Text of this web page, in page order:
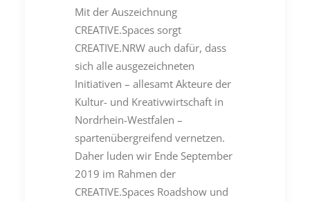
Mit der Auszeichnung
CREATIVE.Spaces sorgt
CREATIVE.NRW auch dafür, dass
sich alle ausgezeichneten
Initiativen – allesamt Akteure der
Kultur- und Kreativwirtschaft in
Nordrhein-Westfalen –
spartenübergreifend vernetzen.
Daher luden wir Ende September
2019 im Rahmen der
CREATIVE.Spaces Roadshow und